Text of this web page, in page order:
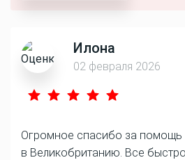
Илона
02 февраля 2026
Огромное спасибо за
в Великобританию. Все